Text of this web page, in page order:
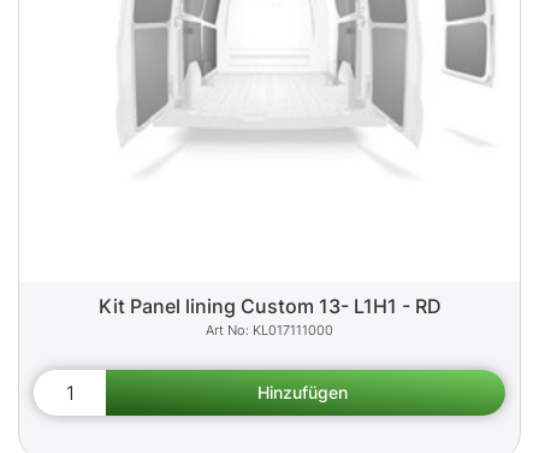
Kit Panel lining Custom 13- L1H1 - RD
KL017111000